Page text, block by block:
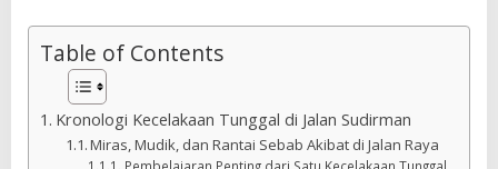
Table of Contents
Kronologi Kecelakaan Tunggal di Jalan Sudirman
Miras, Mudik, dan Rantai Sebab Akibat di Jalan Raya